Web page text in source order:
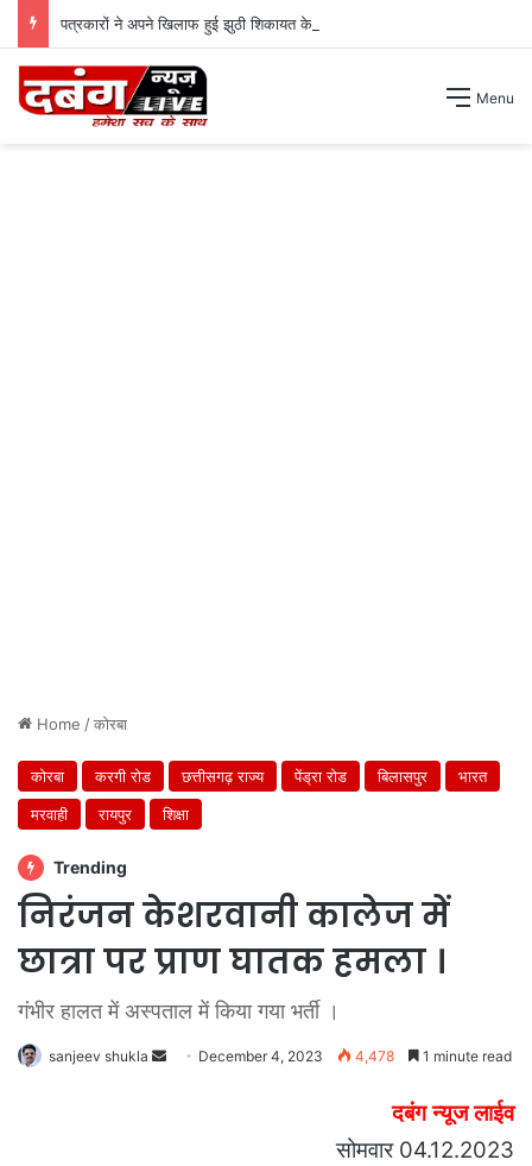
पत्रकारों ने अपने खिलाफ हुई झुठी शिकायत के बाद रखा अपना पक्ष ।
Menu
Home /कोरबा
कोरबा करगी रोड छत्तीसगढ़ राज्य पेंड्रा रोड बिलासपुर
भारत
मरवाही
रायपुर शिक्षा
Trending
निरंजन केशरवानी कालेज में
छात्रा पर प्राण घातक हमला ।
गंभीर हालत में अस्पताल में किया गया भर्ती ।
sanjeev shukla
Send December 4, 2023 4,478 1 minute read
दबंग न्यूज लाईव
सोमवार 04.12.2023